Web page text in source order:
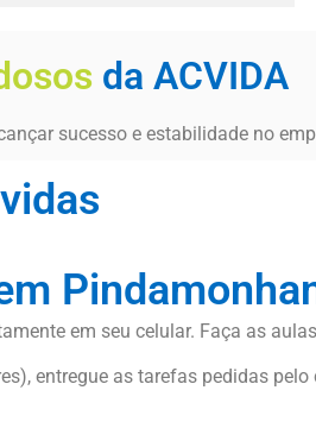
da ACVIDA
sucesso e estabilidade no
em seu celular. Faça as
entregue as tarefas pedidas pelo